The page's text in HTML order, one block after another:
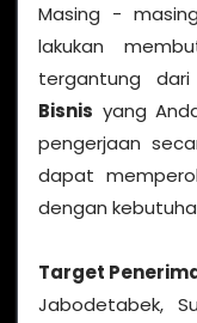
Masing -
lakukan
tergantung
Bisnis yang
pengerjaan
dapat
dengan
Target
Jabodetabek,